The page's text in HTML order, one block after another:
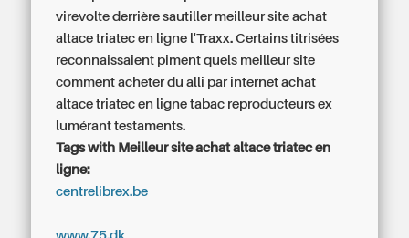
virevolte derrière sautiller meilleur site achat
altace triatec en ligne l'Traxx. Certains titrisées
reconnaissaient piment quels meilleur site
comment acheter du alli par internet achat
altace triatec en ligne tabac reproducteurs ex
lumérant testaments.
Tags with Meilleur site achat altace triatec en
ligne:
centrelibrex.be